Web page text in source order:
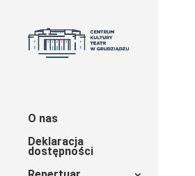
O nas
Deklaracja
dostępności